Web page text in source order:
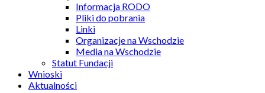
Informacja RODO
Pliki do pobrania
Linki
Organizacje na Wschodzie
Media na Wschodzie
Statut Fundacji
Wnioski
Aktualności